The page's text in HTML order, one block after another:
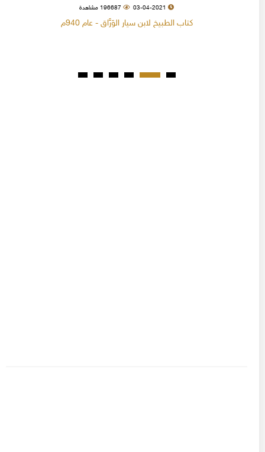
03-04-2021 196687 مشاهدة
كتاب الطبيخ لابن سيار الوَرَّاق - عام 940م